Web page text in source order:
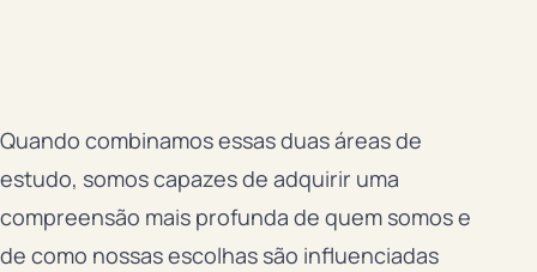
Quando combinamos essas duas áreas de
estudo, somos capazes de adquirir uma
compreensão mais profunda de quem somos e
de como nossas escolhas são influenciadas